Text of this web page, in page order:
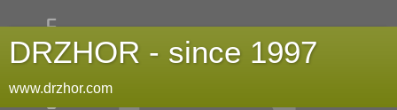
DRZHOR - since 1997
www.drzhor.com